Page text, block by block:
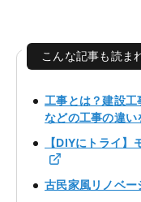
こんな記事も読ま
工事とは？建設
などの工事の違い
【DIYにトライ】
古民家風リノベ